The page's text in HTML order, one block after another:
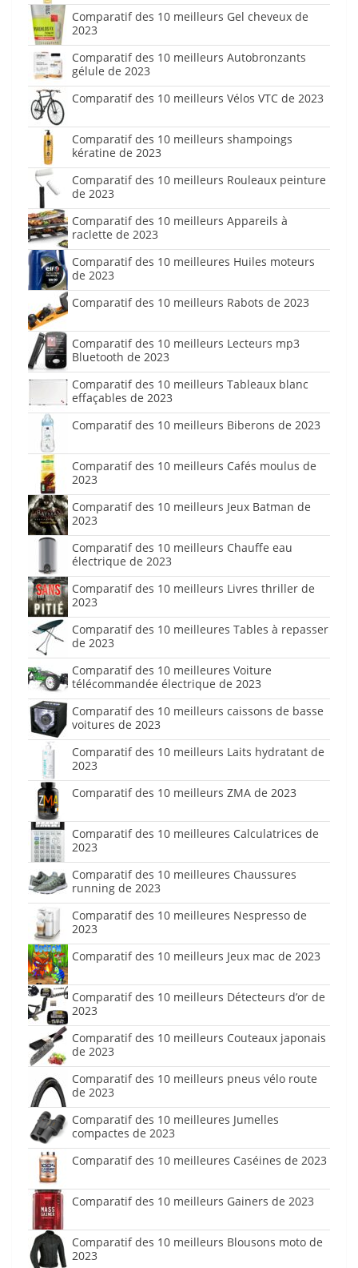
Comparatif des 10 meilleurs Gel cheveux de
2023
Comparatif des 10 meilleurs Autobronzants
gélule de 2023
Comparatif des 10 meilleurs Vélos VTC de 2023
Comparatif des 10 meilleurs shampoings
kératine de 2023
Comparatif des 10 meilleurs Rouleaux peinture
de 2023
Comparatif des 10 meilleurs Appareils à
raclette de 2023
Comparatif des 10 meilleures Huiles moteurs
de 2023
Comparatif des 10 meilleurs Rabots de 2023
Comparatif des 10 meilleurs Lecteurs mp3
Bluetooth de 2023
Comparatif des 10 meilleurs Tableaux blanc
effaçables de 2023
Comparatif des 10 meilleurs Biberons de 2023
Comparatif des 10 meilleurs Cafés moulus de
2023
Comparatif des 10 meilleurs Jeux Batman de
2023
Comparatif des 10 meilleurs Chauffe eau
électrique de 2023
Comparatif des 10 meilleurs Livres thriller de
2023
Comparatif des 10 meilleures Tables à repasser
de 2023
Comparatif des 10 meilleures Voiture
télécommandée électrique de 2023
Comparatif des 10 meilleurs caissons de basse
voitures de 2023
Comparatif des 10 meilleurs Laits hydratant de
2023
Comparatif des 10 meilleurs ZMA de 2023
Comparatif des 10 meilleures Calculatrices de
2023
Comparatif des 10 meilleures Chaussures
running de 2023
Comparatif des 10 meilleures Nespresso de
2023
Comparatif des 10 meilleurs Jeux mac de 2023
Comparatif des 10 meilleurs Détecteurs d’or de
2023
Comparatif des 10 meilleurs Couteaux japonais
de 2023
Comparatif des 10 meilleurs pneus vélo route
de 2023
Comparatif des 10 meilleures Jumelles
compactes de 2023
Comparatif des 10 meilleures Caséines de 2023
Comparatif des 10 meilleurs Gainers de 2023
Comparatif des 10 meilleurs Blousons moto de
2023